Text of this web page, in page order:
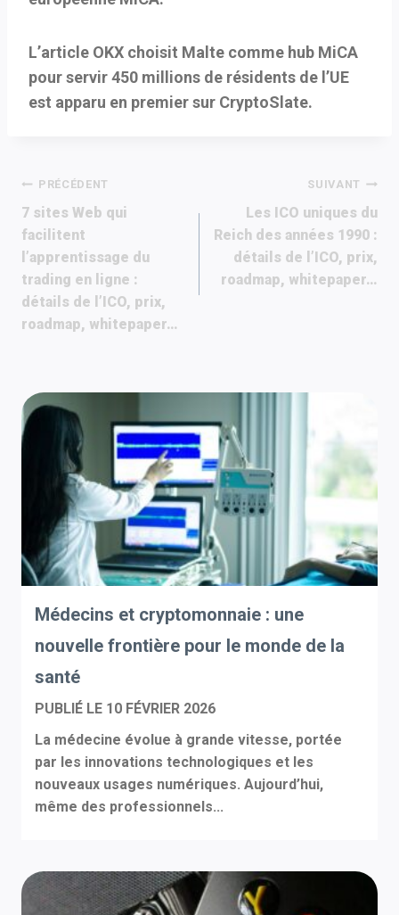
L’article OKX choisit Malte comme hub MiCA
pour servir 450 millions de résidents de l’UE
est apparu en premier sur CryptoSlate.
Navigation
de
l’article
PRÉCÉDENT
7 sites Web qui
facilitent
l’apprentissage du
trading en ligne :
détails de l’ICO, prix,
roadmap, whitepaper…
SUIVANT
Les ICO uniques du
Reich des années 1990 :
détails de l’ICO, prix,
roadmap, whitepaper…
Médecins et cryptomonnaie : une
nouvelle frontière pour le monde de la
santé
PUBLIÉ LE 10 FÉVRIER 2026
La médecine évolue à grande vitesse, portée
par les innovations technologiques et les
nouveaux usages numériques. Aujourd’hui,
même des professionnels...